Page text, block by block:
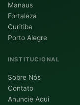
Manaus
Fortaleza
Curitiba
Porto Alegre
INSTITUCIONAL
Sobre Nós
Contato
Anuncie Aqui